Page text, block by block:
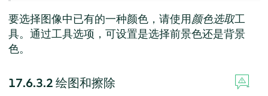
要选择图像中已有的一种颜色，请使用颜色选取工
具。通过工具选项，可设置是选择前景色还是背景
色。
17.6.3.2绘图和擦除